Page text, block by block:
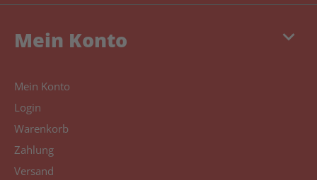
keyboard_arrow_down
Mein Konto
Mein Konto
Login
Warenkorb
Zahlung
Versand